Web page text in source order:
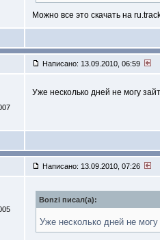
Можно все это скачать на
Написано: 13.09.2010, 06:59
Уже несколько дней не могу
Написано: 13.09.2010, 07:26
Bonzi писал(a):
Уже несколько дней не